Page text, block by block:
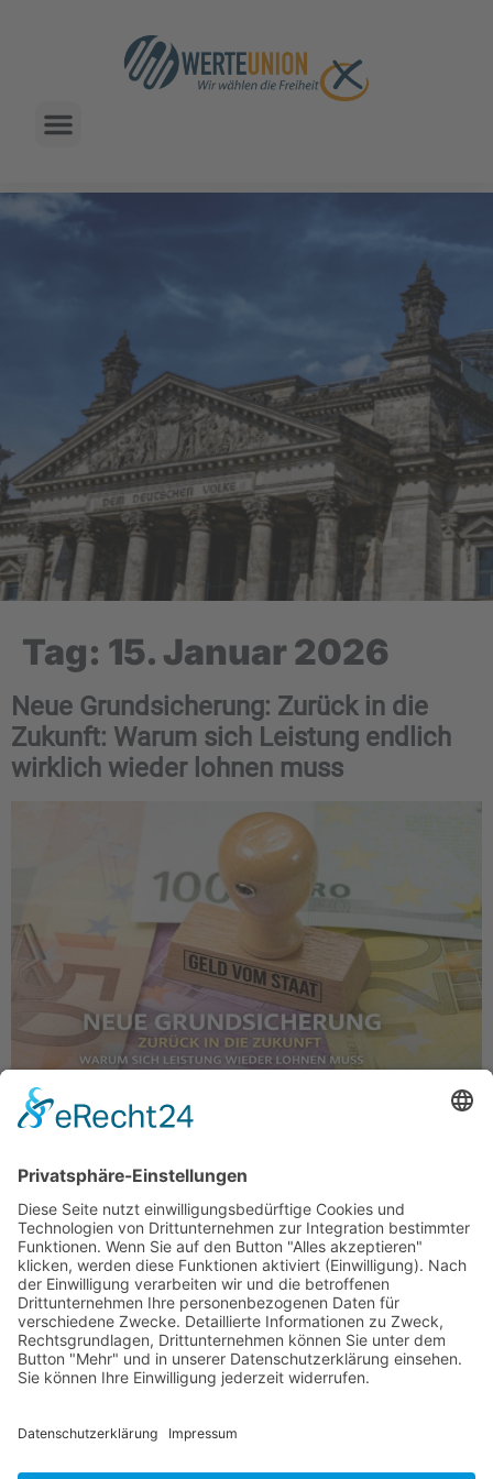
Tag: 15. Januar 2026
Neue Grundsicherung: Zurück in die
Zukunft: Warum sich Leistung endlich
wirklich wieder lohnen muss
Union und SPD versprechen mit der neuen
Leistungsgedanken. Wer arbeitet oder sich bemüht,
nicht tut. Dieses Ziel ist richtig. Der eingeschlagene
Weg ist es jedoch nicht. Die Reform ersetzt fehlende
Anreize durch verschärfte Kontrolle, strukturelle
Defizite durch Sanktionen und Vertrauen durch
Misstrauen. Was […]